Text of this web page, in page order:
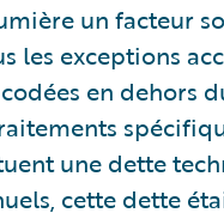
un facteur
les exceptions
en dehors
une dette
cette dette